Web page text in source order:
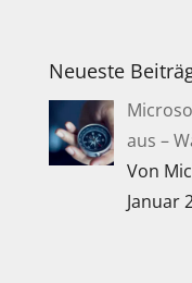
Neueste
aus –
Von
Januar